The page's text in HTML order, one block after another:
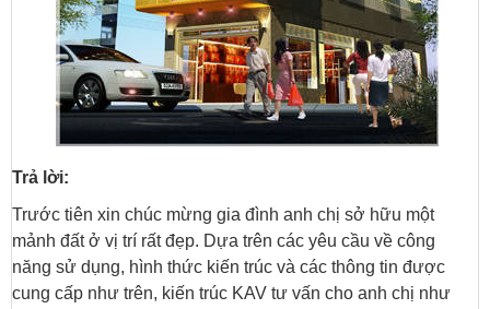
Trả lời:
Trước tiên xin chúc mừng gia đình anh chị sở hữu một
mảnh đất ở vị trí rất đẹp. Dựa trên các yêu cầu về công
năng sử dụng, hình thức kiến trúc và các thông tin được
cung cấp như trên, kiến trúc KAV tư vấn cho anh chị như